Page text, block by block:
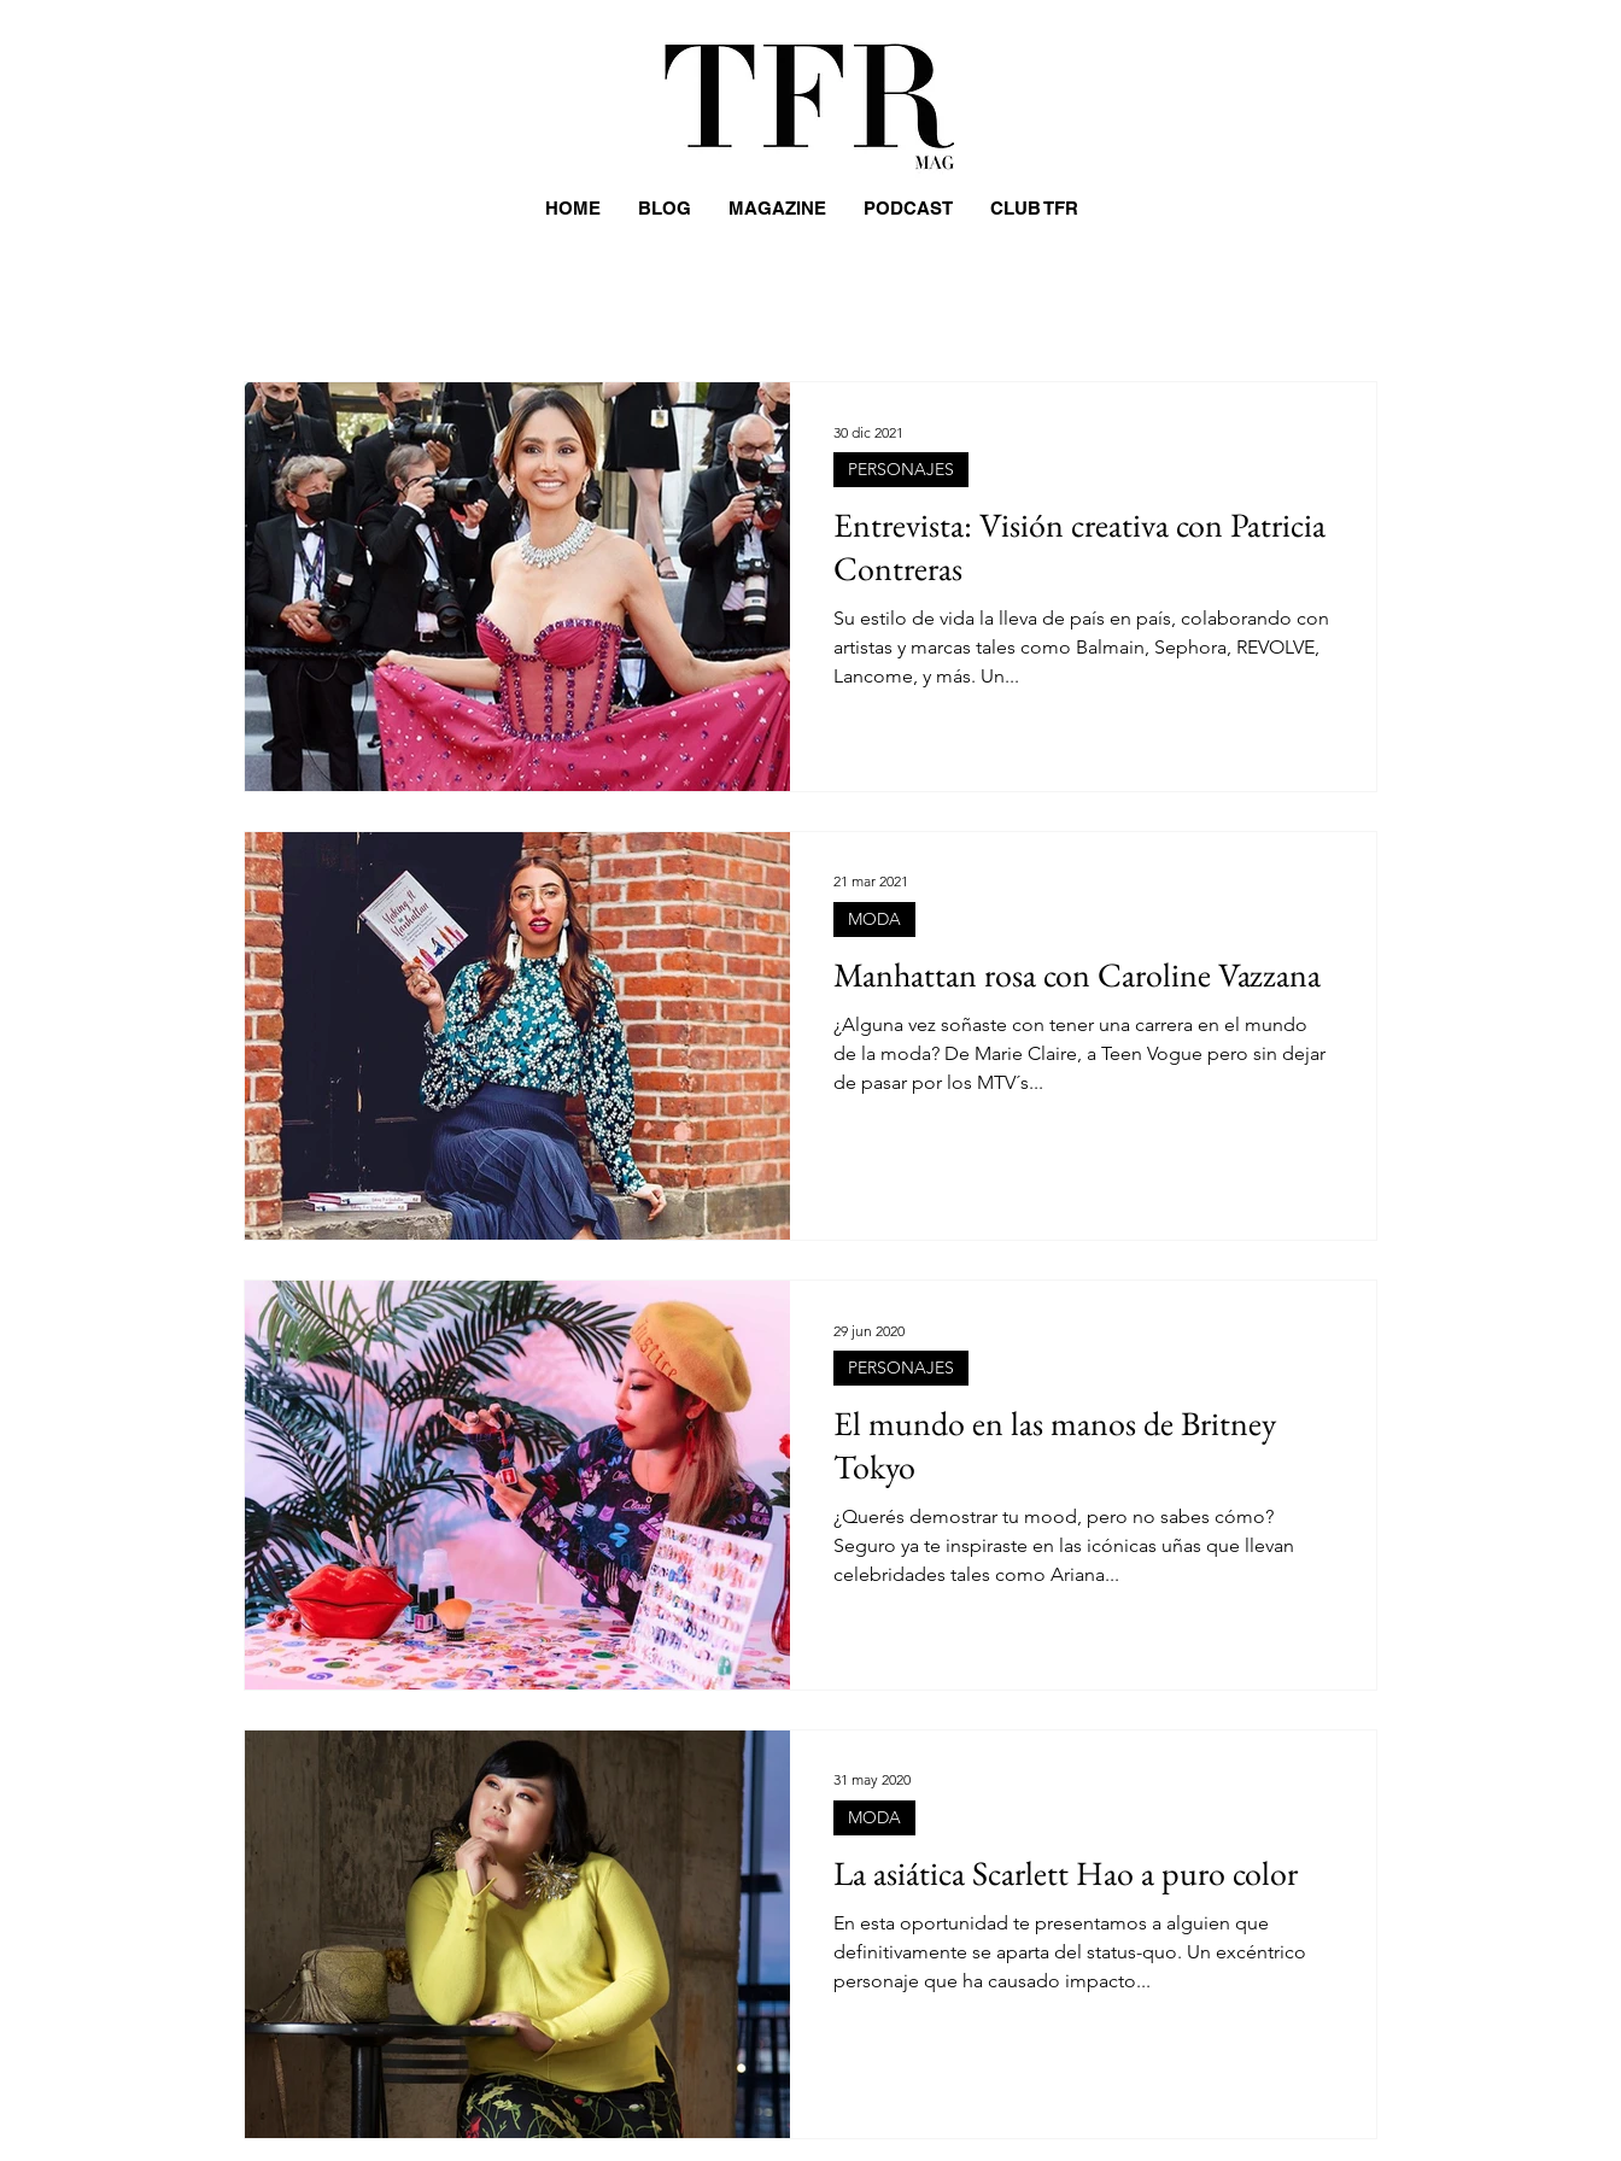
ARTE DECO NOTICIAS MUJERES DESFILES
BELLEZA MUJERES REALES STREET STYLE DISEÑADORES
PALERMO TATUAJES LOOKS COLECCIÓN
VISUAL
Entrevista: Visión creativa con Patricia
Contreras
Su estilo de vida la lleva de país en país, colaborando con
artistas y marcas tales como Balmain, Sephora, REVOLVE,
Lancome, y más. Un...
PERSONAJES
30 dic 2021
Manhattan rosa con Caroline Vazzana
¿Alguna vez soñaste con tener una carrera en el mundo
de la moda? De Marie Claire, a Teen Vogue pero sin dejar
de pasar por los MTV´s...
MODA
21 mar 2021
El mundo en las manos de Britney
Tokyo
¿Querés demostrar tu mood, pero no sabes cómo?
Seguro ya te inspiraste en las icónicas uñas que llevan
celebridades tales como Ariana...
PERSONAJES
29 jun 2020
La asiática Scarlett Hao a puro color
En esta oportunidad te presentamos a alguien que
definitivamente se aparta del status-quo. Un excéntrico
personaje que ha causado impacto...
MODA
31 may 2020
HOME BLOG MAGAZINE PODCAST CLUB TFR